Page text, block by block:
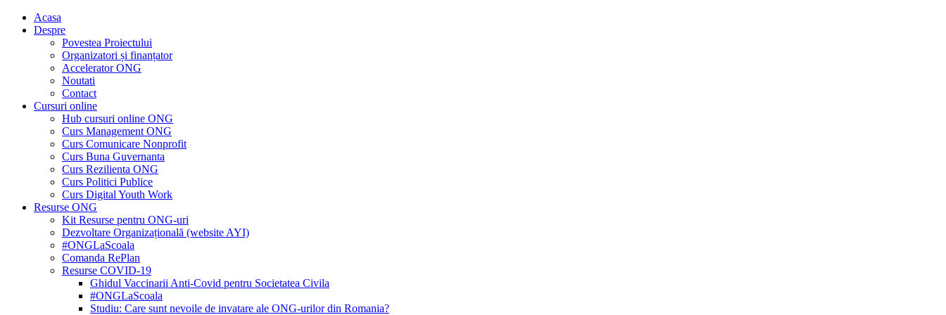
Acasa
Despre
Povestea Proiectului
Organizatori și finanțator
Accelerator ONG
Noutati
Contact
Cursuri online
Hub cursuri online ONG
Curs Management ONG
Curs Comunicare Nonprofit
Curs Buna Guvernanta
Curs Rezilienta ONG
Curs Politici Publice
Curs Digital Youth Work
Resurse ONG
Kit Resurse pentru ONG-uri
Dezvoltare Organizațională (website AYI)
#ONGLaScoala
Comanda RePlan
Resurse COVID-19
Ghidul Vaccinarii Anti-Covid pentru Societatea Civila
#ONGLaScoala
Studiu: Care sunt nevoile de invatare ale ONG-urilor din Romania?